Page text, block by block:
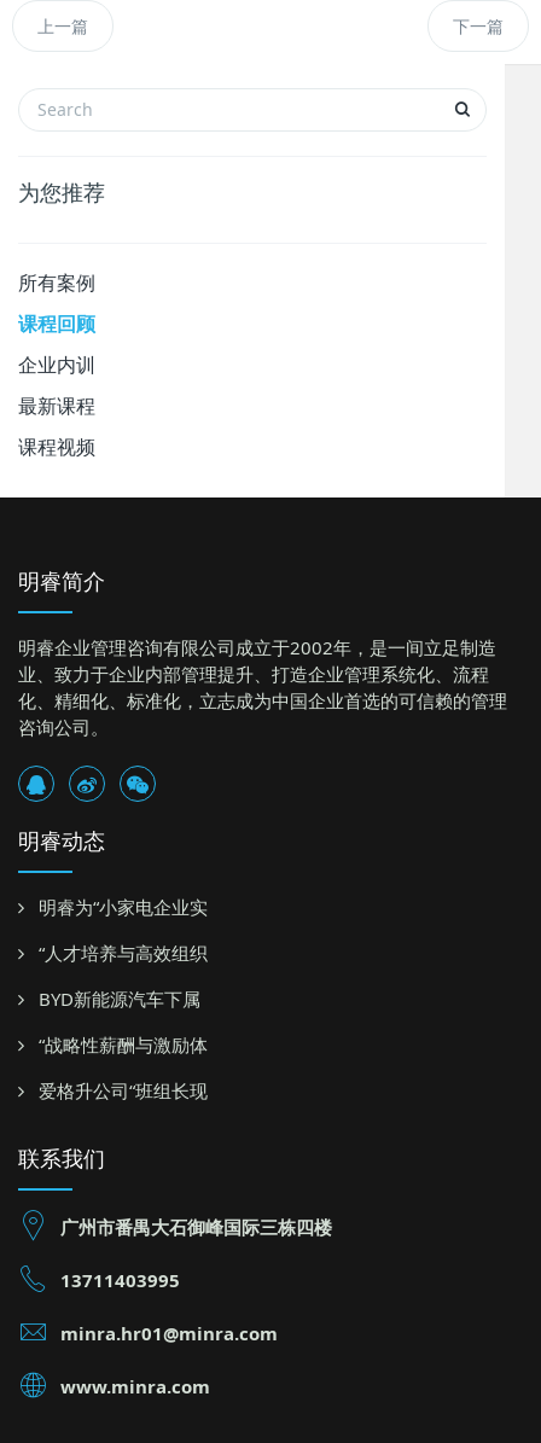
上一篇 下一篇
为您推荐
所有案例
课程回顾
企业内训
最新课程
课程视频
明睿简介
明睿企业管理咨询有限公司成立于2002年，是一间立足制造
业、致力于企业内部管理提升、打造企业管理系统化、流程
化、精细化、标准化，立志成为中国企业首选的可信赖的管理
咨询公司。
明睿动态
明睿为“小家电企业实
“人才培养与高效组织
BYD新能源汽车下属
“战略性薪酬与激励体
爱格升公司“班组长现
联系我们
广州市番禺大石御峰国际三栋四楼
13711403995
minra.hr01@minra.com
www.minra.com